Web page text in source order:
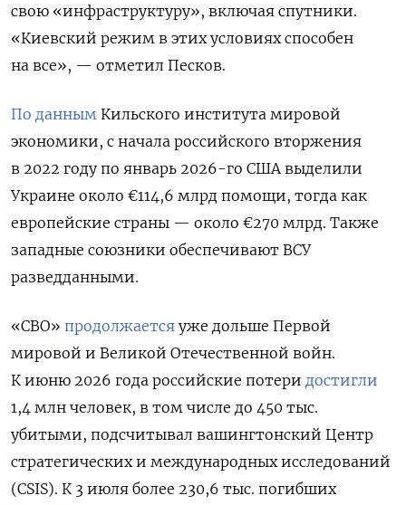
свою «инфраструктуру», включая спутники.
«Киевский режим в этих условиях способен
на все», — отметил Песков.
По данным Кильского института мировой
экономики, с начала российского вторжения
в 2022 году по январь 2026-го США выделили
Украине около €114,6 млрд помощи, тогда как
европейские страны — около €270 млрд. Также
западные союзники обеспечивают ВСУ
разведданными.
«СВО» продолжается уже дольше Первой
мировой и Великой Отечественной войн.
К июню 2026 года российские потери достигли
1,4 млн человек, в том числе до 450 тыс.
убитыми, подсчитывал вашингтонский Центр
стратегических и международных исследований
(CSIS). К 3 июля более 230,6 тыс. погибших